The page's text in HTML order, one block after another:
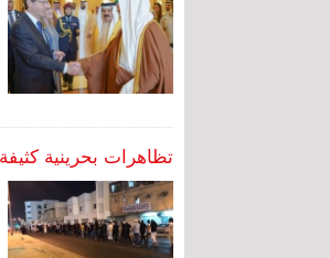
تظاهرات بحرينية